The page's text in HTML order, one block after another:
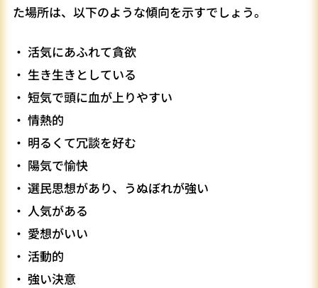
た場所は、以下のような傾向を示すでしょう。
・ 活気にあふれて貪欲
・ 生き生きとしている
・ 短気で頭に血が上りやすい
・ 情熱的
・ 明るくて冗談を好む
・ 陽気で愉快
・ 選民思想があり、うぬぼれが強い
・ 人気がある
・ 愛想がいい
・ 活動的
・ 強い決意